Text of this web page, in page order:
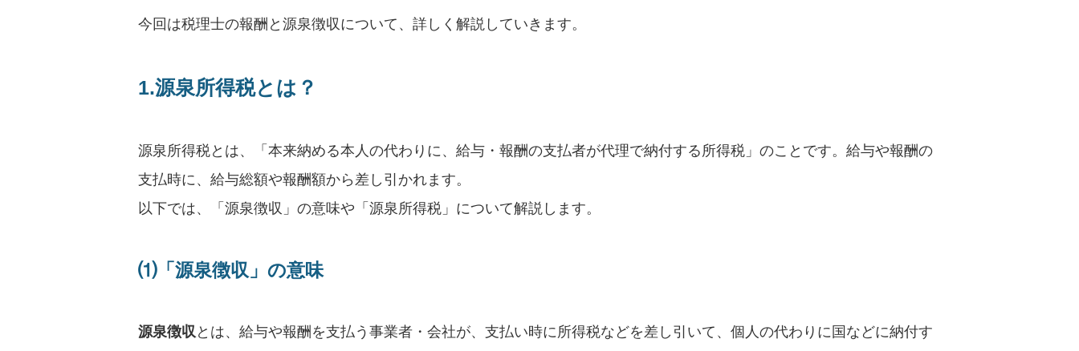
今回は税理士の報酬と源泉徴収について、詳しく解説していきます。
1.源泉所得税とは？
源泉所得税とは、「本来納める本人の代わりに、給与・報酬の支払者が代理で納付する所得税」のことです。給与や報酬の
支払時に、給与総額や報酬額から差し引かれます。
以下では、「源泉徴収」の意味や「源泉所得税」について解説します。
⑴「源泉徴収」の意味
源泉徴収 とは、給与や報酬を支払う事業者・会社が、支払い時に所得税などを差し引いて、個人の代わりに国などに納付す